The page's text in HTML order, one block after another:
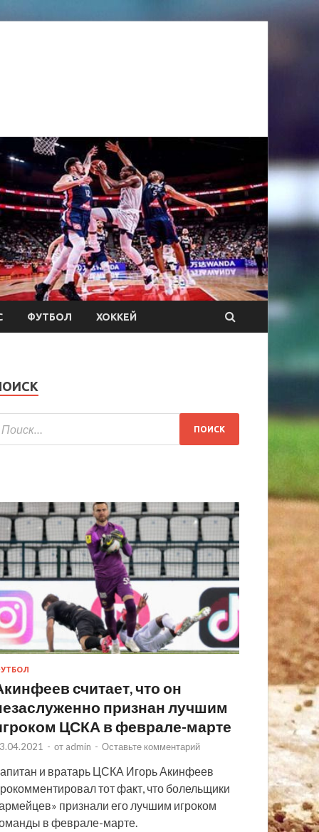
ФУТБОЛ ХОККЕЙ
считает, что он
признан лучшим
ЦСКА в феврале-марте
- от admin - Оставьте комментарий
и вратарь ЦСКА Игорь Акинфеев
тот факт, что болельщики
признали его лучшим игроком
в феврале-марте.